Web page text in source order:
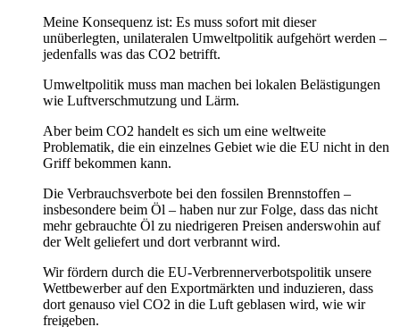
Meine Konsequenz ist: Es muss sofort mit dieser
unüberlegten, unilateralen Umweltpolitik aufgehört werden –
jedenfalls was das CO2 betrifft.
Umweltpolitik muss man machen bei lokalen Belästigungen
wie Luftverschmutzung und Lärm.
Aber beim CO2 handelt es sich um eine weltweite
Problematik, die ein einzelnes Gebiet wie die EU nicht in den
Griff bekommen kann.
Die Verbrauchsverbote bei den fossilen Brennstoffen –
insbesondere beim Öl – haben nur zur Folge, dass das nicht
mehr gebrauchte Öl zu niedrigeren Preisen anderswohin auf
der Welt geliefert und dort verbrannt wird.
Wir fördern durch die EU-Verbrennerverbotspolitik unsere
Wettbewerber auf den Exportmärkten und induzieren, dass
dort genauso viel CO2 in die Luft geblasen wird, wie wir
freigeben.